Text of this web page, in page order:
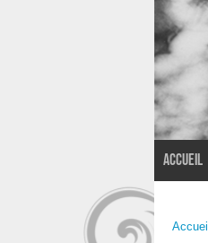
Accueil
Accueil